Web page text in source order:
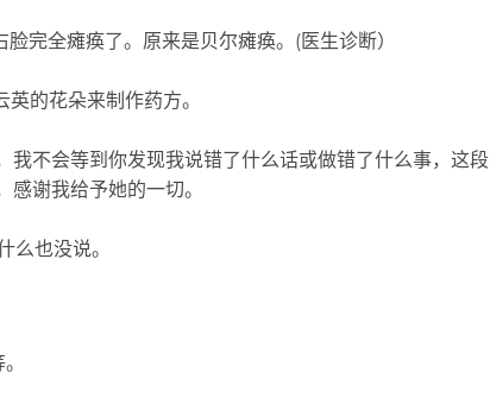
完全瘫痪了。原来是贝尔瘫痪。(医生诊断）
的花朵来制作药方。
不会等到你发现我说错了什么话或做错了什么事，这段
谢我给予她的一切。
么也没说。